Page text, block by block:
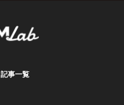
記事一覧